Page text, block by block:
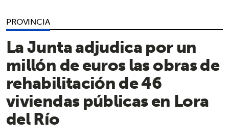
PROVINCIA
La Junta adjudica por un
millón de euros las obras de
rehabilitación de 46
viviendas públicas en Lora
del Río